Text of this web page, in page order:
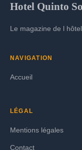
Hotel Quinto
Le magazine de l
NAVIGATION
Accueil
LÉGAL
Mentions légales
Contact